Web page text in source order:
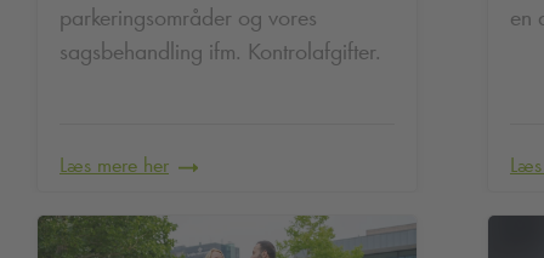
parkeringsområder og vores
sagsbehandling ifm. Kontrolafgifter.
Læs mere her
en